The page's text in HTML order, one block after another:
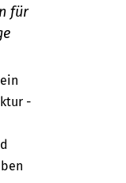
für
-